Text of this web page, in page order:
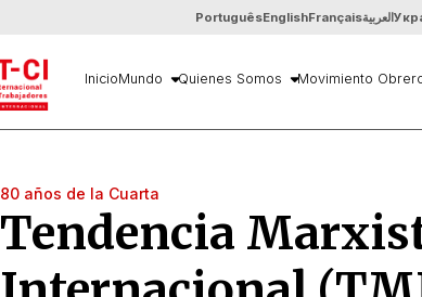
PortuguêsEnglishFrançaisالعربية
InicioMundo Quienes Somos Movimiento
80 años de la Cuarta
Tendencia